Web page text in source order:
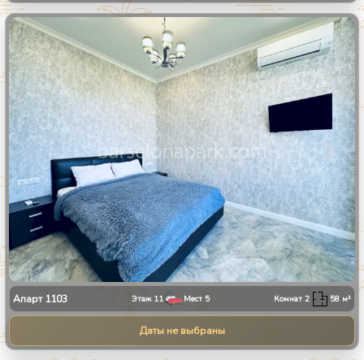
1 8
Апарт 1103 Этаж 11 Мест 5 Комнат2 58 м²
Даты не выбраны